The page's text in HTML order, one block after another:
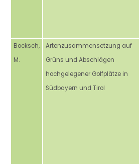
Bocksch,
M.
Artenzusammensetzung auf
Grüns und Abschlägen
hochgelegener Golfplätze in
Südbayern und Tirol